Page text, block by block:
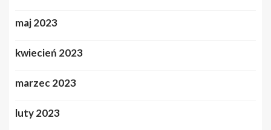
maj 2023
kwiecień 2023
marzec 2023
luty 2023